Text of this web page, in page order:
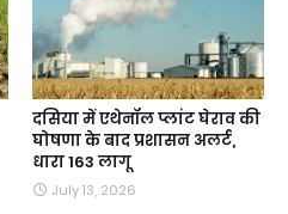
दसिया में एथेनॉल प्लांट घेराव की
घोषणा के बाद प्रशासन अलर्ट,
धारा 163 लागू
July 13, 2026